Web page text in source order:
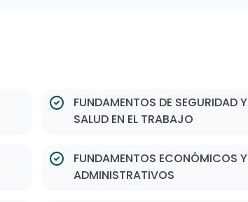
FUNDAMENTOS DE SEGURIDAD Y
SALUD EN EL TRABAJO
FUNDAMENTOS ECONÓMICOS Y
ADMINISTRATIVOS